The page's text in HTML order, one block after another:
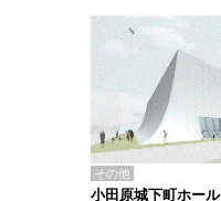
その他
小田原城下町ホール